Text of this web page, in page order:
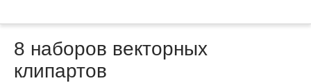
8 наборов векторных
клипартов